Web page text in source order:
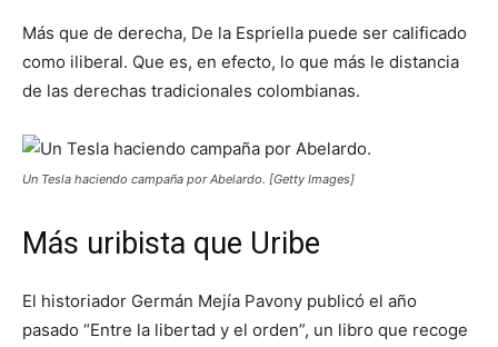
Más que de derecha, De la Espriella puede ser calificado
como iliberal. Que es, en efecto, lo que más le distancia
de las derechas tradicionales colombianas.
Un Tesla haciendo campaña por Abelardo. [Getty Images]
Más uribista que Uribe
El historiador Germán Mejía Pavony publicó el año
pasado “Entre la libertad y el orden”, un libro que recoge